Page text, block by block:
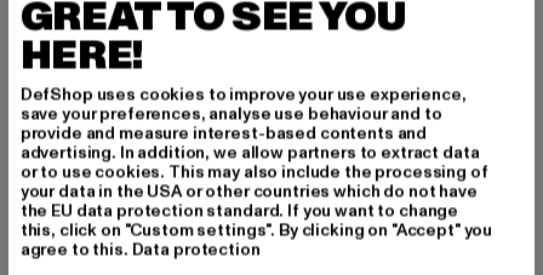
Farbe: grau
Hersteller Farbe: light grey
Materialzusammensetzung: 90% Polyester, 10%
Elasthan
Art.Nr: M201T101-03043
Hersteller: ASUKA APPAREL GmbH |
support@morotai.com
Seeweg 5 | 23777 Heringsdorf | DE
GREAT TO SEE YOU
HERE!
DefShop uses cookies to improve your use experience,
save your preferences, analyse use behaviour and to
provide and measure interest-based contents and
advertising. In addition, we allow partners to extract data
or to use cookies. This may also include the processing of
your data in the USA or other countries which do not have
the EU data protection standard. If you want to change
this, click on "Custom settings". By clicking on "Accept" you
agree to this. Data protection